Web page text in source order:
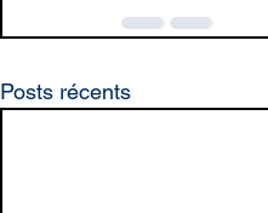
Posts récents